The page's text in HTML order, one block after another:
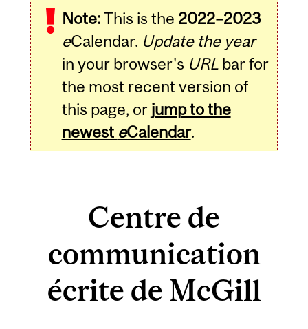
Note:This is the 2022–2023
eCalendar. Update the year
in your browser's URLbar for
the most recent version of
this page, or jump to the
newest eCalendar.
Centre de
communication
écrite de McGill